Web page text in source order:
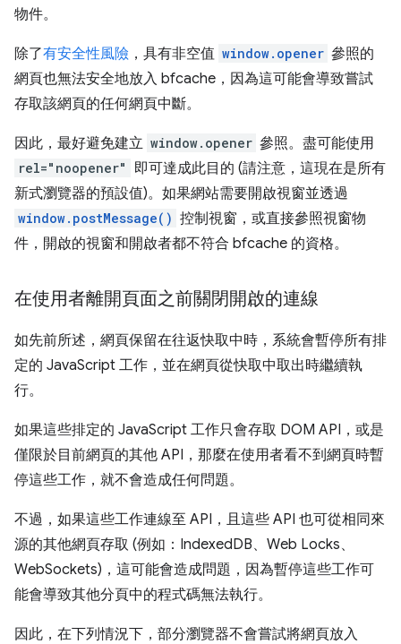
物件。
除了有安全性風險 ，具有非空值 window.opener 參照的
網頁也無法安全地放入 bfcache，因為這可能會導致嘗試
存取該網頁的任何網頁中斷。
因此，最好避免建立 window.opener 參照。盡可能使用
rel="noopener"
即可達成此目的 (請注意，這現在是所有
新式瀏覽器的預設值)。如果網站需要開啟視窗並透過
window.postMessage() 控制視窗，或直接參照視窗物
件，開啟的視窗和開啟者都不符合 bfcache 的資格。
在使用者離開頁面之前關閉開啟的連線
如先前所述，網頁保留在往返快取中時，系統會暫停所有排
定的 JavaScript 工作，並在網頁從快取中取出時繼續執
行。
如果這些排定的 JavaScript 工作只會存取 DOM API，或是
僅限於目前網頁的其他 API，那麼在使用者看不到網頁時暫
停這些工作，就不會造成任何問題。
不過，如果這些工作連線至 API，且這些 API 也可從相同來
源的其他網頁存取 (例如：IndexedDB、Web Locks、
WebSockets)，這可能會造成問題，因為暫停這些工作可
能會導致其他分頁中的程式碼無法執行。
因此，在下列情況下，部分瀏覽器不會嘗試將網頁放入